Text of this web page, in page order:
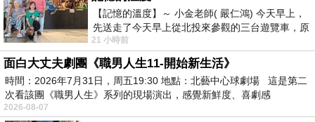
由於爸爸媽媽非常愛國愛黨，媽媽說黨也很支持
他們戀愛，曾有段時間分開過一年，爸爸茶飯不
思無心工作，領導竟然建議媽媽重新考慮爸爸，
後來才有了婆婆告誡媽媽，嫁爸爸就會捱苦的失
準預言。
【記憶的溫度】～ 小金老師( 嚴仁鴻) 今天早上，
先送走了今天早上從北投來參觀的三台遊覽車，原
以為展場已經差不多要安靜下來，卻發
21 小時前
面白大丈夫劇團《職男人生11-開始新生活》
時間：2026年7月31日，周五19:30 地點：北藝中心球劇場 這是第二
次看該團《職男人生》系列的現場演出，感覺新鮮度、喜劇感
2026-08-07